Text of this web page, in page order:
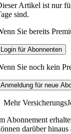
Artikel ist nur
sind.
Sie bereits
Sie noch kein
Mehr
Abonnement
darüber